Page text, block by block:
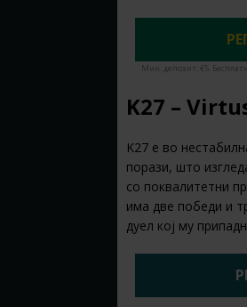
Мин. депозит: €5.
K27 –
K27 е во
порази, што
со поквалитетни
има две победи и
дуел кој му